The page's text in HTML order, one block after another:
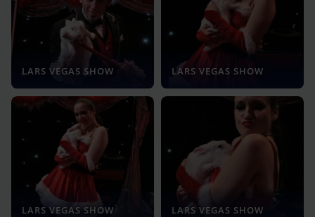
LARS VEGAS SHOW LARS VEGAS SHOW
LARS VEGAS SHOW LARS VEGAS SHOW